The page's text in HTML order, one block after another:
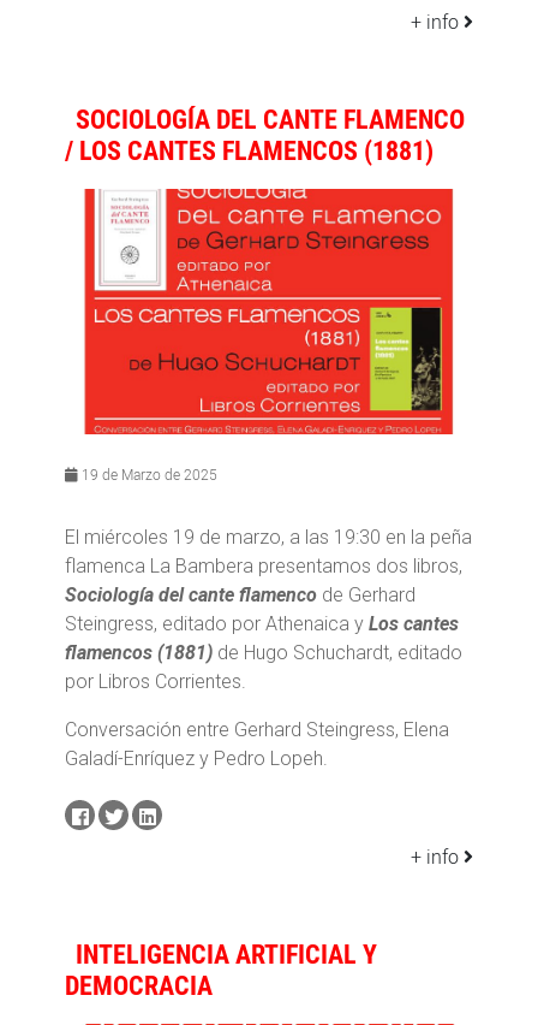
+ info
SOCIOLOGÍA DEL CANTE FLAMENCO
/ LOS CANTES FLAMENCOS (1881)
19 de Marzo de 2025
El miércoles 19 de marzo, a las 19:30 en la peña
flamenca La Bambera presentamos dos libros,
Sociología del cante flamenco de Gerhard
Steingress, editado por Athenaica y Los cantes
flamencos (1881) de Hugo Schuchardt, editado
por Libros Corrientes.
Conversación entre Gerhard Steingress, Elena
Galadí-Enríquez y Pedro Lopeh.
+ info
INTELIGENCIA ARTIFICIAL Y
DEMOCRACIA